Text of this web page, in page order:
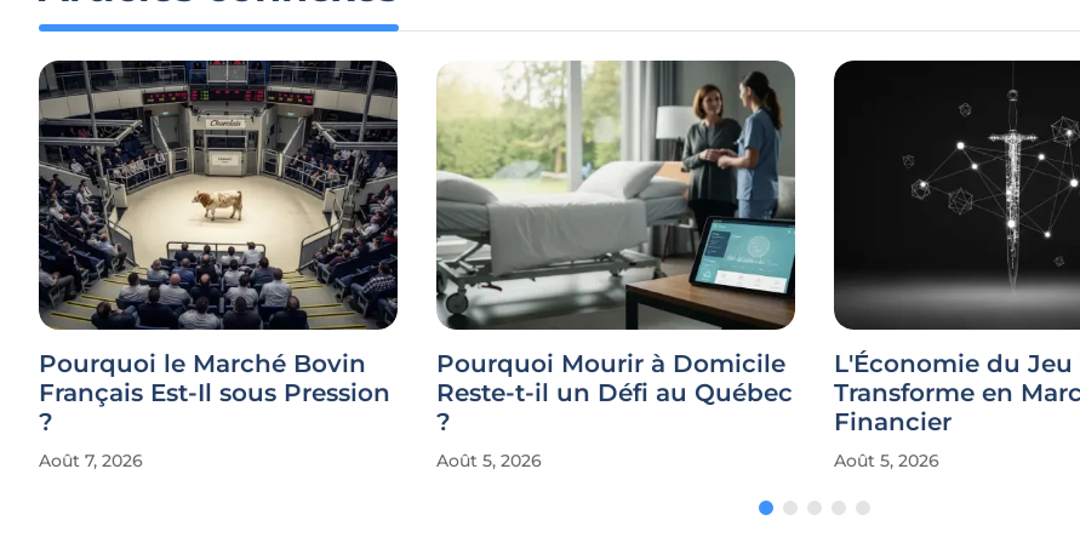
Pourquoi le Marché Bovin
Français Est-Il sous Pression
?
Août 7, 2026
Pourquoi Mourir à Domicile
Reste-t-il un Défi au Québec
?
Août 5, 2026
L'Économie du Jeu
Transforme en
Financier
Août 5, 2026